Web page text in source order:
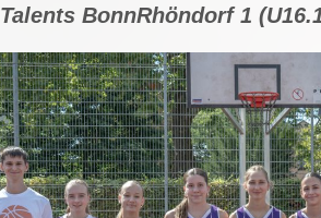
Talents BonnRhöndorf 1